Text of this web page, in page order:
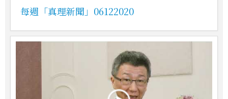
每週「真理新聞」06122020